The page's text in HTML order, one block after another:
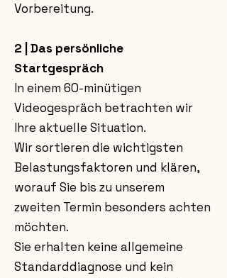
Vorbereitung.
2 | Das persönliche
Startgespräch
In einem 60-minütigen
Videogespräch betrachten wir
Ihre aktuelle Situation.
Wir sortieren die wichtigsten
Belastungsfaktoren und klären,
worauf Sie bis zu unserem
zweiten Termin besonders achten
möchten.
Sie erhalten keine allgemeine
Standarddiagnose und kein